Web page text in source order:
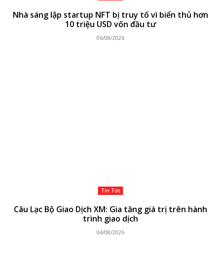
Nhà sáng lập startup NFT bị truy tố vì biển thủ hơn
10 triệu USD vốn đầu tư
06/08/2026
Tin Tức
Câu Lạc Bộ Giao Dịch XM: Gia tăng giá trị trên hành
trình giao dịch
04/08/2026